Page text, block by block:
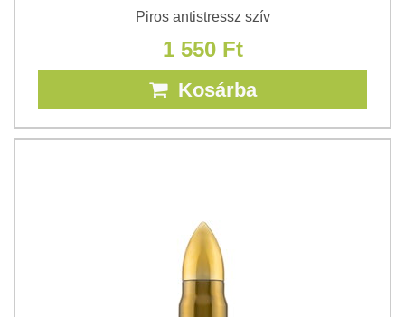
Piros antistressz szív
1 550 Ft
Kosárba